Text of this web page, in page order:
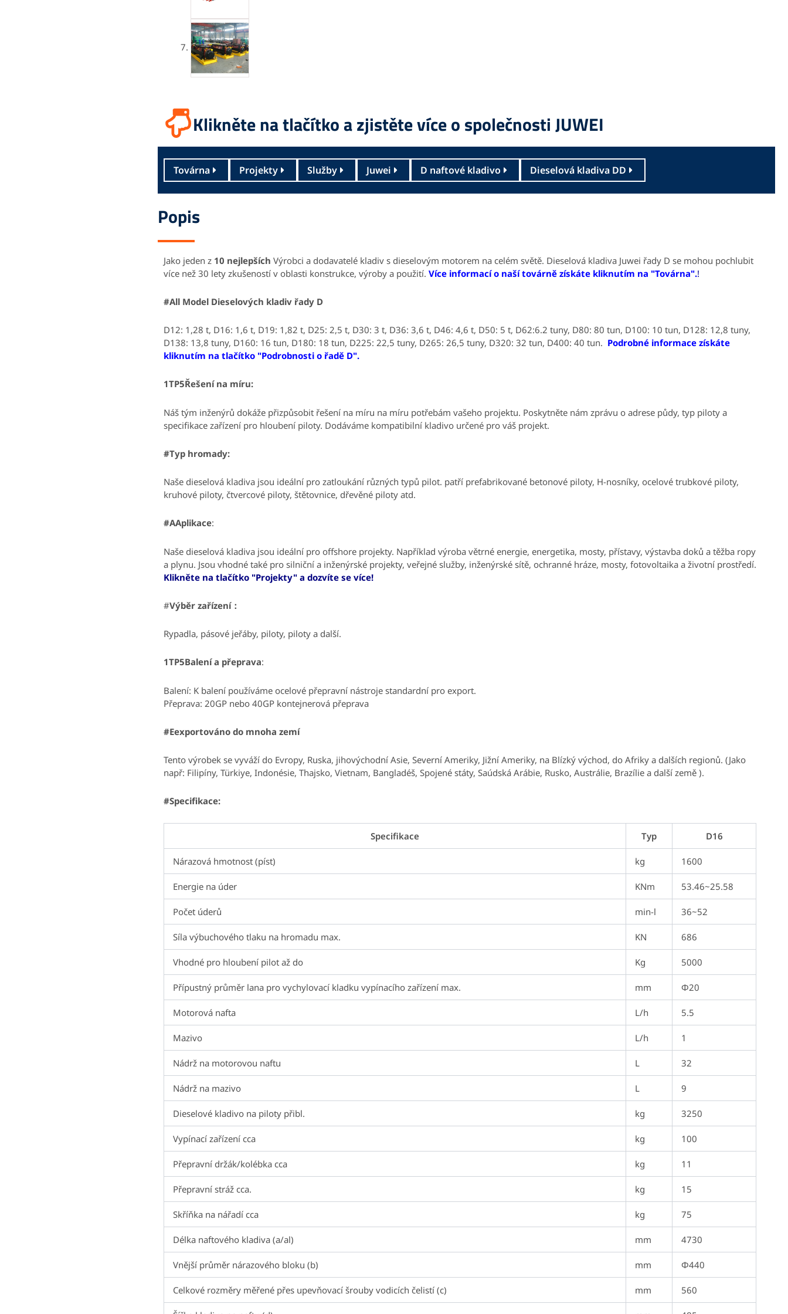
Klikněte na tlačítko a zjistěte více o společnosti JUWEI
Továrna Projekty Služby Juwei D naftové kladivo Dieselová kladiva DD
Popis
Jako jeden z 10 nejlepších Výrobci a dodavatelé kladiv s dieselovým motorem na celém světě. Dieselová kladiva Juwei řady D se mohou pochlubit
více než 30 lety zkušeností v oblasti konstrukce, výroby a použití. Více informací o naší továrně získáte kliknutím na "Továrna".!
#All Model Dieselových kladiv řady D
D12: 1,28 t, D16: 1,6 t, D19: 1,82 t, D25: 2,5 t, D30: 3 t, D36: 3,6 t, D46: 4,6 t, D50: 5 t, D62:6.2 tuny, D80: 80 tun, D100: 10 tun, D128: 12,8 tuny,
D138: 13,8 tuny, D160: 16 tun, D180: 18 tun, D225: 22,5 tuny, D265: 26,5 tuny, D320: 32 tun, D400: 40 tun. Podrobné informace získáte
kliknutím na tlačítko "Podrobnosti o řadě D".
1TP5Řešení na míru:
Náš tým inženýrů dokáže přizpůsobit řešení na míru na míru potřebám vašeho projektu. Poskytněte nám zprávu o adrese půdy, typ piloty a
specifikace zařízení pro hloubení piloty. Dodáváme kompatibilní kladivo určené pro váš projekt.
#Typ hromady:
Naše dieselová kladiva jsou ideální pro zatloukání různých typů pilot. patří prefabrikované betonové piloty, H-nosníky, ocelové trubkové piloty,
kruhové piloty, čtvercové piloty, štětovnice, dřevěné piloty atd.
#AAplikace:
Naše dieselová kladiva jsou ideální pro offshore projekty. Například výroba větrné energie, energetika, mosty, přístavy, výstavba doků a těžba ropy
a plynu. Jsou vhodné také pro silniční a inženýrské projekty, veřejné služby, inženýrské sítě, ochranné hráze, mosty, fotovoltaika a životní prostředí.
Klikněte na tlačítko "Projekty" a dozvíte se více!
#Výběr zařízení：
Rypadla, pásové jeřáby, piloty, piloty a další.
1TP5Balení a přeprava:
Balení: K balení používáme ocelové přepravní nástroje standardní pro export.
Přeprava: 20GP nebo 40GP kontejnerová přeprava
#Eexportováno do mnoha zemí
Tento výrobek se vyváží do Evropy, Ruska, jihovýchodní Asie, Severní Ameriky, Jižní Ameriky, na Blízký východ, do Afriky a dalších regionů. (Jako
např: Filipíny, Türkiye, Indonésie, Thajsko, Vietnam, Bangladéš, Spojené státy, Saúdská Arábie, Rusko, Austrálie, Brazílie a další země ).
#Specifikace:
Specifikace Typ D16
Nárazová hmotnost (píst) kg 1600
Energie na úder KNm 53.46~25.58
Počet úderů min-l 36~52
Síla výbuchového tlaku na hromadu max. KN 686
Vhodné pro hloubení pilot až do Kg 5000
Přípustný průměr lana pro vychylovací kladku vypínacího zařízení max. mm Φ20
Motorová nafta L/h 5.5
Mazivo L/h 1
Nádrž na motorovou naftu L 32
Nádrž na mazivo L 9
Dieselové kladivo na piloty přibl. kg 3250
Vypínací zařízení cca kg 100
Přepravní držák/kolébka cca kg 11
Přepravní stráž cca. kg 15
Skříňka na nářadí cca kg 75
Délka naftového kladiva (a/al) mm 4730
Vnější průměr nárazového bloku (b) mm Φ440
Celkové rozměry měřené přes upevňovací šrouby vodicích čelistí (c) mm 560